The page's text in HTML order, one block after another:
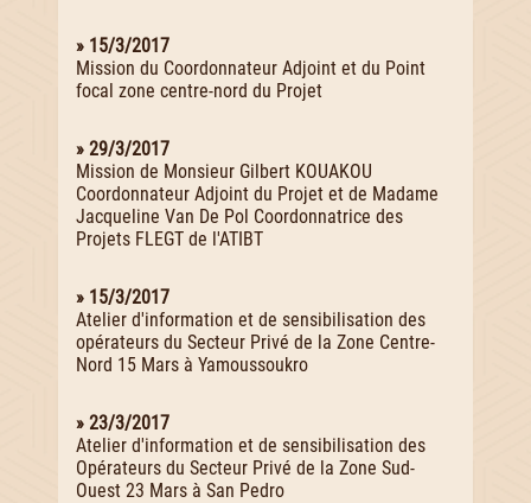
» 15/3/2017
Mission du Coordonnateur Adjoint et du Point
focal zone centre-nord du Projet
» 29/3/2017
Mission de Monsieur Gilbert KOUAKOU
Coordonnateur Adjoint du Projet et de Madame
Jacqueline Van De Pol Coordonnatrice des
Projets FLEGT de l'ATIBT
» 15/3/2017
Atelier d'information et de sensibilisation des
opérateurs du Secteur Privé de la Zone Centre-
Nord 15 Mars à Yamoussoukro
» 23/3/2017
Atelier d'information et de sensibilisation des
Opérateurs du Secteur Privé de la Zone Sud-
Ouest 23 Mars à San Pedro